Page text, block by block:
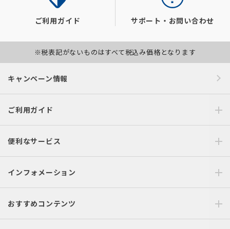
ご利用ガイド サポート・お問い合わせ
※税表記がないものはすべて税込み価格となります
キャンペーン情報
ご利用ガイド
便利なサービス
インフォメーション
おすすめコンテンツ